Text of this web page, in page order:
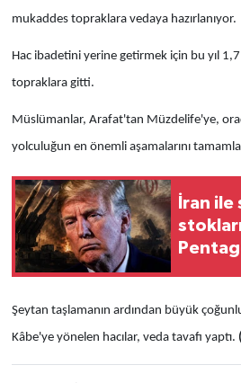
mukaddes topraklara vedaya hazırlanıyor.
Hac ibadetini yerine getirmek için bu yıl
topraklara gitti.
Müslümanlar, Arafat'tan Müzdelife'ye,
yolculuğun en önemli aşamalarını
İran
Şeytan taşlamanın ardından büyük
Kâbe'ye yönelen hacılar, veda tavafı yaptı.